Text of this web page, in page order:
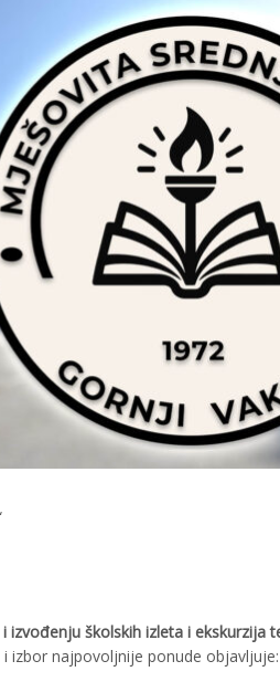
izvođenju školskih izleta i
izbor najpovoljnije ponude objavljuje: